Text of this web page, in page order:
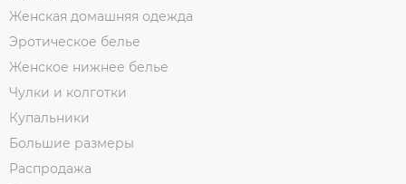
Женская домашняя одежда
Эротическое белье
Женское нижнее белье
Чулки и колготки
Купальники
Большие размеры
Распродажа